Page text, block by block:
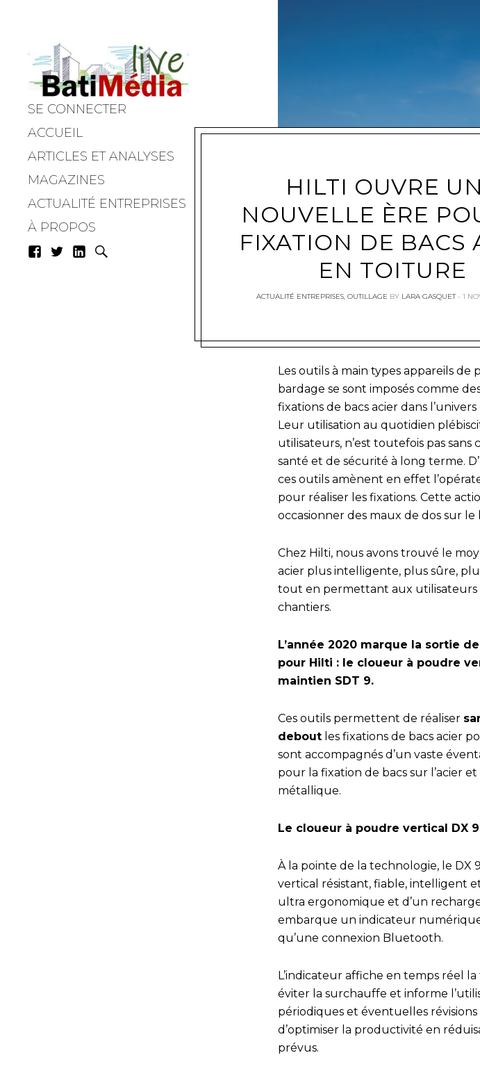
Batimedialive
SE CONNECTER
ACCUEIL
ARTICLES ET ANALYSES
MAGAZINES
ACTUALITÉ ENTREPRISES
À PROPOS
HILTI OUVRE
NOUVELLE ÈRE
FIXATION DE BACS
EN TOITURE
ACTUALITÉ ENTREPRISES, OUTILLAGE BY LARA GASQUET 1
Les outils à main types appareils de
bardage se sont imposés comme
fixations de bacs acier dans
Leur utilisation au quotidien
utilisateurs, n’est toutefois pas
santé et de sécurité à long terme.
ces outils amènent en effet
pour réaliser les fixations. Cette
occasionner des maux de dos sur
Chez Hilti, nous avons trouvé le
acier plus intelligente, plus sûre,
tout en permettant aux utilisateurs
chantiers.
L’année 2020 marque la sortie
pour Hilti : le cloueur à poudre
maintien SDT 9.
Ces outils permettent de réaliser
debout les fixations de bacs acier
sont accompagnés d’un vaste
pour la fixation de bacs sur l’acier
métallique.
Le cloueur à poudre vertical DX
À la pointe de la technologie, le
vertical résistant, fiable, intelligent
ultra ergonomique et d’un
embarque un indicateur
qu’une connexion Bluetooth.
L’indicateur affiche en temps réel
éviter la surchauffe et informe
périodiques et éventuelles révisions
d’optimiser la productivité en
prévus.